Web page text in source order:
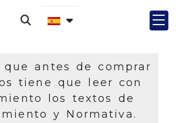
que antes de comprar
tiene que leer con
los textos de
y Normativa.